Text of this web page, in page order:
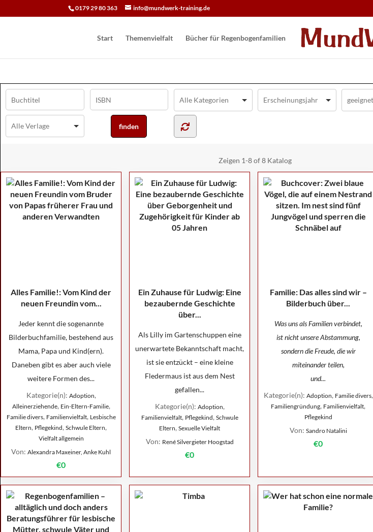
0179 29 80 363 info@mundwerk-training.de
Start Themenvielfalt Bücher für Regen­bogen­familien
Zeigen 1-8 of 8 Katalog
Alles Familie!: Vom Kind der
neuen Freundin vom...
Jeder kennt die sogenannte
Bilderbuchfamilie, bestehend aus
Mama, Papa und Kind(ern).
Daneben gibt es aber auch viele
weitere Formen des...
Kategorie(n): Adoption,
Alleinerziehende, Ein-Eltern-Familie,
Familie divers, Familienvielfalt, Lesbische
Eltern, Pflegekind, Schwule Eltern,
Vielfalt allgemein
Von: Alexandra Maxeiner, Anke Kuhl
€0
Ein Zuhause für Ludwig: Eine
bezaubernde Geschichte
über...
Als Lilly im Gartenschuppen eine
unerwartete Bekanntschaft macht,
ist sie entzückt – eine kleine
Fledermaus ist aus dem Nest
gefallen...
Kategorie(n): Adoption,
Familienvielfalt, Pflegekind, Schwule
Eltern, Sexuelle Vielfalt
Von: René Silvergieter Hoogstad
€0
Familie: Das alles sind wir –
Bilderbuch über...
Was uns als Familien verbindet,
ist nicht unsere Abstammung,
sondern die Freude, die wir
miteinander teilen,
und...
Kategorie(n): Adoption, Familie divers,
Familiengründung, Familienvielfalt,
Pflegekind
Von: Sandro Natalini
€0